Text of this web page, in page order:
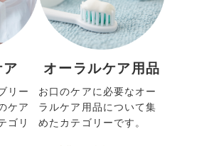
リー
ケア
ゴリ
オーラルケア用品
お口のケアに必要なオー
ラルケア用品について集
めたカテゴリーです。